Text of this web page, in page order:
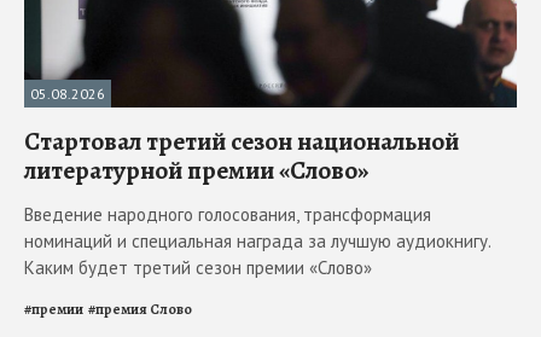
05.08.2026
Стартовал третий сезон национальной
литературной премии «Слово»
Введение народного голосования, трансформация
номинаций и специальная награда за лучшую аудиокнигу.
Каким будет третий сезон премии «Слово»
#премии #премия Слово